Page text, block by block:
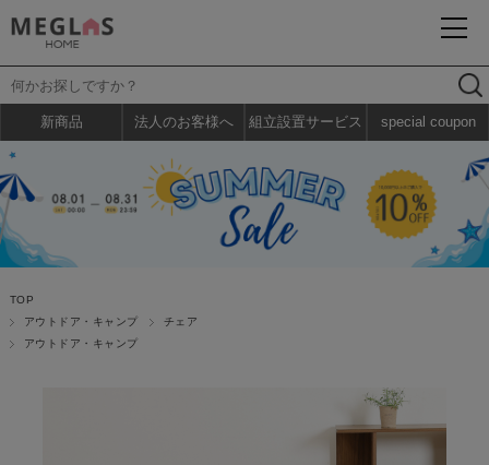
新商品 法人のお客様へ 組立設置サービス special coupon
TOP
アウトドア・キャンプ
チェア
アウトドア・キャンプ